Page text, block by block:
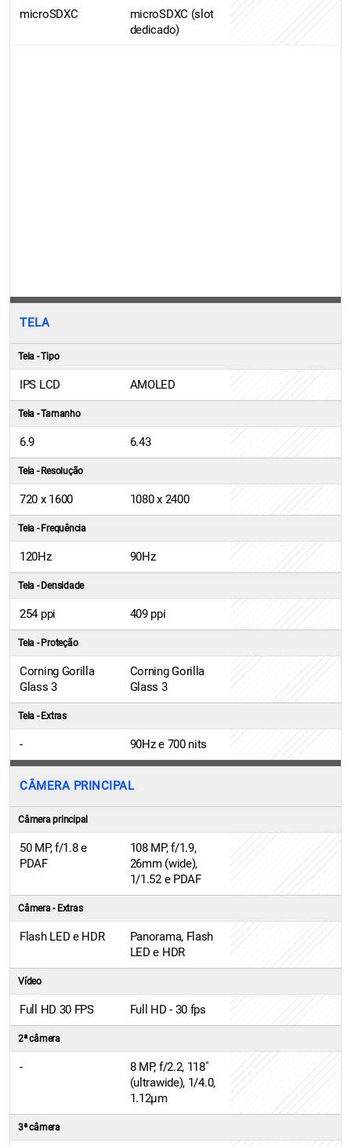
microSDXC
microSDXC (slot
dedicado)
TELA
Tela - Tipo
IPS LCD AMOLED
Tela - Tamanho
6.9 6.43
Tela - Resolução
720 x 1600 1080 x 2400
Tela - Frequência
120Hz 90Hz
Tela - Densidade
254 ppi 409 ppi
Tela - Proteção
Corning Gorilla
Glass 3
Corning Gorilla
Glass 3
Tela - Extras
- 90Hz e 700 nits
CÂMERA PRINCIPAL
Câmera principal
50 MP, f/1.8 e
PDAF
108 MP, f/1.9,
26mm (wide),
1/1.52 e PDAF
Câmera - Extras
Flash LED e HDR
Panorama, Flash
LED e HDR
Vídeo
Full HD 30 FPS Full HD - 30 fps
2ª câmera
-
8 MP, f/2.2, 118˚
(ultrawide), 1/4.0,
1.12µm
3ª câmera